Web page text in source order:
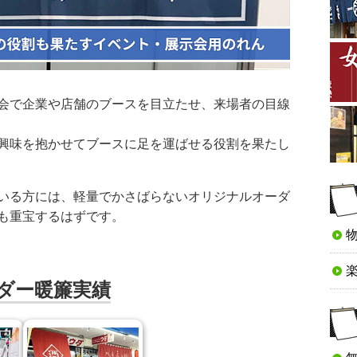
で企業や店舗のブースを目立たせ、来場者の目線
味を抱かせてブースに足を運ばせる役割を果たし
る方には、軽量でかさばらないオリジナルオーダ
重宝するはずです。
ー暖簾実績